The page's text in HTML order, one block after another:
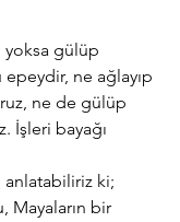
yoksa gülüp
epeydir, ne ağlayıp
ne de gülüp
İşleri bayağı
anlatabiliriz ki;
Mayaların bir